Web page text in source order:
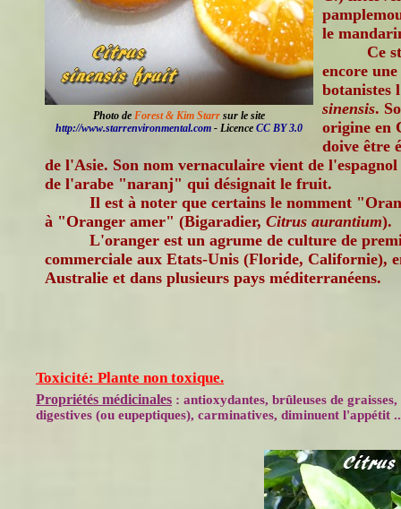
Photo de Forest & Kim Starr sur le site
http://www.starrenvironmental.com - Licence CC BY 3.0
le
Ce
encore
botanistes
sinensis.
origine en
doive être
de l'Asie. Son nom vernaculaire vient de
de l'arabe "naranj" qui désignait le fruit.
Il est à noter que certains le nomment
à "Oranger amer" (Bigaradier, Citrus aurantium).
L'oranger est un agrume de culture de
commerciale aux Etats-Unis (Floride, Californie),
Australie et dans plusieurs pays méditerranéens.
Toxicité: Plante non toxique.
Propriétés médicinales : antioxydantes, brûleuses de
digestives (ou eupeptiques), carminatives, diminuent l'appétit